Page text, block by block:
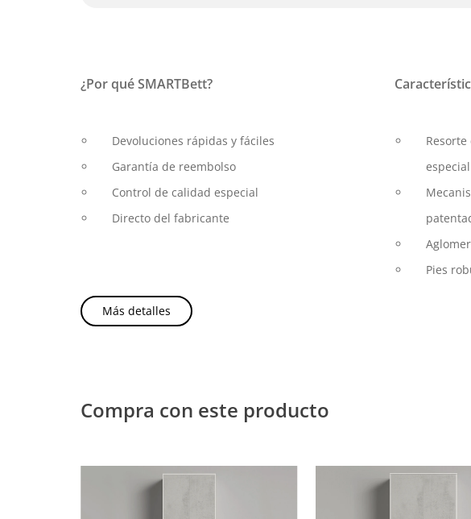
¿Por qué SMARTBett?
Devoluciones rápidas y fáciles
Garantía de reembolso
Control de calidad especial
Directo del fabricante
Resorte
especial
Pies
Más detalles
Compra con este producto